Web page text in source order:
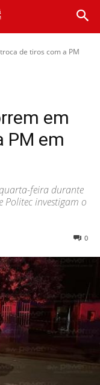
de tiros com a PM
em
PM em
feira durante
investigam o
0